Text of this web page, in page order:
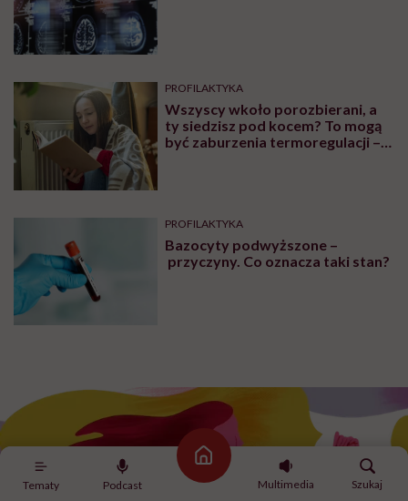
Tematy Podcast
Strona główna
Multimedia
Szukaj
PROFILAKTYKA
Wszyscy wkoło porozbierani, a
ty siedzisz pod kocem? To mogą
być zaburzenia termoregulacji –
PROFILAKTYKA
Bazocyty podwyższone –
przyczyny. Co oznacza taki stan?